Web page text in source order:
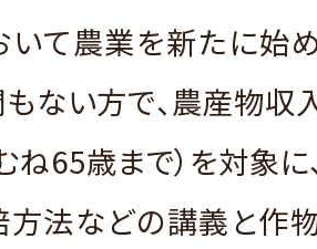
て農業を新たに始
ない方で、農産物収
ね65歳まで）を対象に
法などの講義と作